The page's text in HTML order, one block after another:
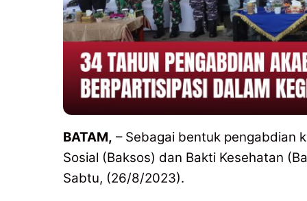
BATAM, – Sebagai bentuk pengabdian
Sosial (Baksos) dan Bakti Kesehatan
Sabtu, (26/8/2023).